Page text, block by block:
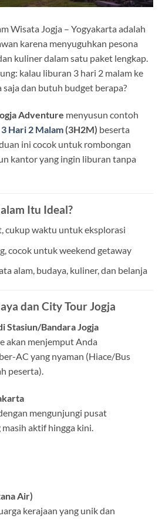
Wisata Jogja – Yogyakarta adalah
karena menyuguhkan pesona
kuliner dalam satu paket lengkap.
kalau liburan 3 hari 2 malam ke
saja dan butuh budget berapa?
Adventure menyusun contoh
Hari 2 Malam (3H2M) beserta
ini cocok untuk rombongan
kantor yang ingin liburan tanpa
Itu Ideal?
cukup waktu untuk eksplorasi
cocok untuk weekend getaway
alam, budaya, kuliner, dan belanja
dan City Tour Jogja
Stasiun/Bandara Jogja
akan menjemput Anda
AC yang nyaman (Hiace/Bus
peserta).
mengunjungi pusat
aktif hingga kini.
Air)
kerajaan yang unik dan